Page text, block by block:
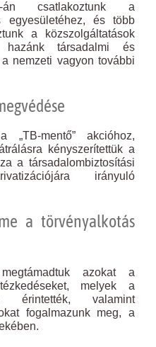
csatlakoztunk a
egyesületéhez, és több
a közszolgáltatások
társadalmi és
nemzeti vagyon további
„TB-mentő” akcióhoz,
kényszerítettük a
a társadalombiztosítási
irányuló
a törvényalkotás
azokat a
melyek a
érintették, valamint
fogalmazunk meg, a